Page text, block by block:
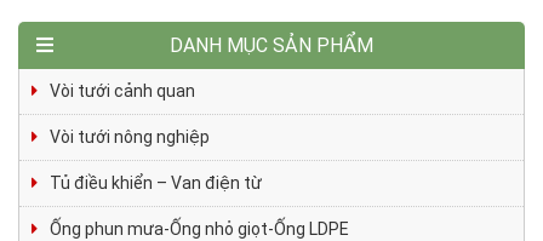
DANH MỤC SẢN PHẨM
Vòi tưới cảnh quan
Vòi tưới nông nghiệp
Tủ điều khiển – Van điện từ
Ống phun mưa-Ống nhỏ giọt-Ống LDPE